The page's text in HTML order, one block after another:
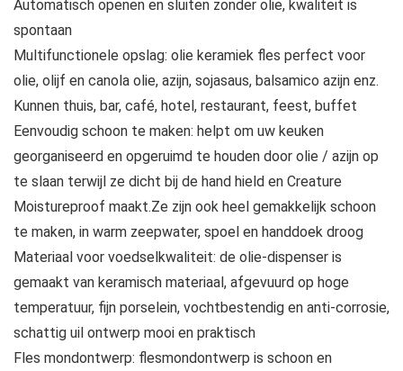
Automatisch openen en sluiten zonder olie, kwaliteit is
spontaan
Multifunctionele opslag: olie keramiek fles perfect voor
olie, olijf en canola olie, azijn, sojasaus, balsamico azijn enz.
Kunnen thuis, bar, café, hotel, restaurant, feest, buffet
Eenvoudig schoon te maken: helpt om uw keuken
georganiseerd en opgeruimd te houden door olie / azijn op
te slaan terwijl ze dicht bij de hand hield en Creature
Moistureproof maakt.Ze zijn ook heel gemakkelijk schoon
te maken, in warm zeepwater, spoel en handdoek droog
Materiaal voor voedselkwaliteit: de olie-dispenser is
gemaakt van keramisch materiaal, afgevuurd op hoge
temperatuur, fijn porselein, vochtbestendig en anti-corrosie,
schattig uil ontwerp mooi en praktisch
Fles mondontwerp: flesmondontwerp is schoon en